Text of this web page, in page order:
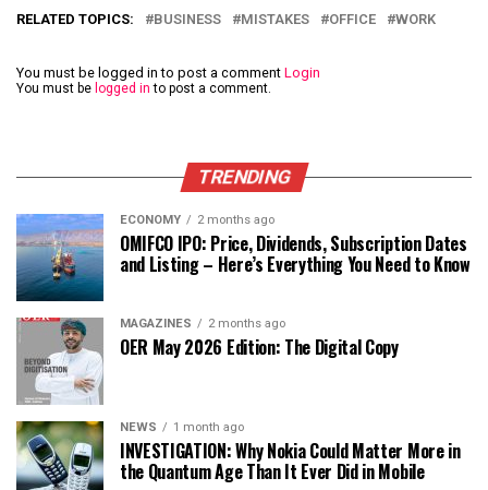
RELATED TOPICS: BUSINESS MISTAKES OFFICE WORK
You must be logged in to post a comment Login
You must be logged in to post a comment.
TRENDING
ECONOMY 2 months ago
OMIFCO IPO: Price, Dividends, Subscription Dates
and Listing – Here’s Everything You Need to Know
MAGAZINES 2 months ago
OER May 2026 Edition: The Digital Copy
NEWS 1 month ago
INVESTIGATION: Why Nokia Could Matter More in
the Quantum Age Than It Ever Did in Mobile